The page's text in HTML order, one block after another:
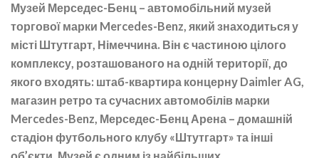
Музей Мерседес-Бенц – автомобільний музей
торгової марки Mercedes-Benz, який знаходиться у
місті Штутгарт, Німеччина. Він є частиною цілого
комплексу, розташованого на одній території, до
якого входять: штаб-квартира концерну Daimler AG,
магазин ретро та сучасних автомобілів марки
Mercedes-Benz, Мерседес-Бенц Арена – домашній
стадіон футбольного клубу «Штутгарт» та інші